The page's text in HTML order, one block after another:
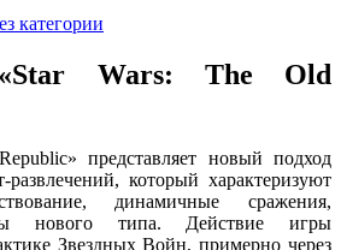
категории
Wars: The Old
представляет новый подход
развлечений, который характеризуют
динамичные сражения,
нового типа. Действие игры
Звездных Войн, примерно через